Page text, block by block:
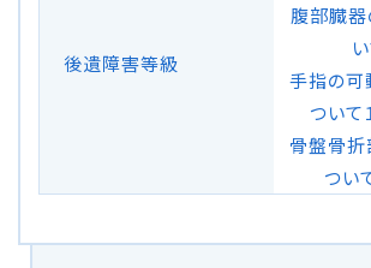
詳しくはこちら
後遺障害等級
腹部臓
手指の可
ついて
骨盤骨折
つい